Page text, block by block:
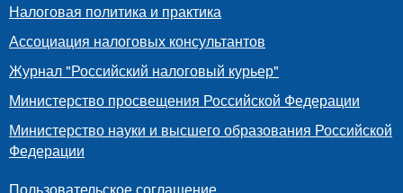
Налоговая политика и практика
Ассоциация налоговых консультантов
Журнал "Российский налоговый курьер"
Министерство просвещения Российской Федерации
Министерство науки и высшего образования Российской
Федерации